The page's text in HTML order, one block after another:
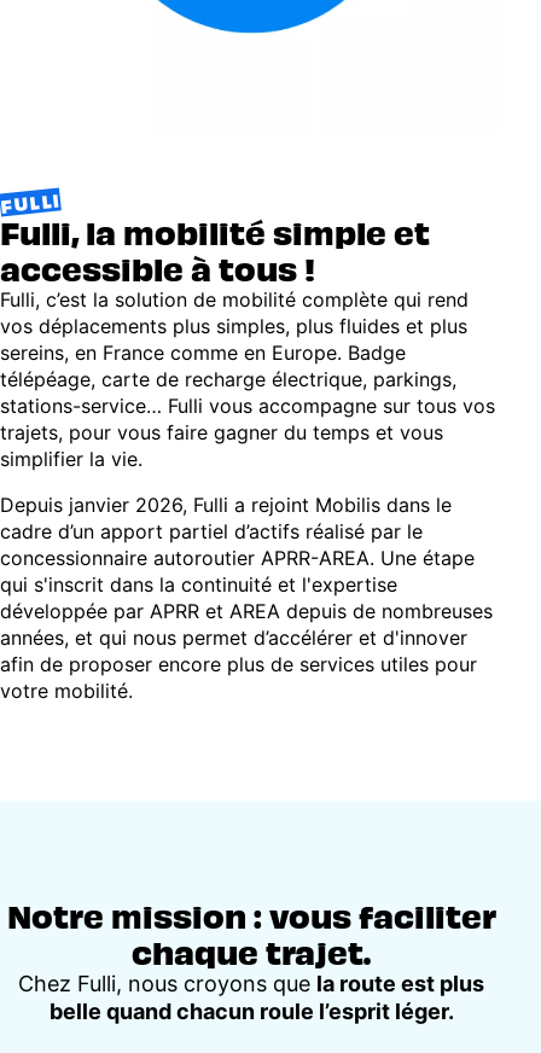
FULLI
Fulli, la mobilité simple et
accessible à tous !
Fulli, c’est la solution de mobilité complète qui rend
vos déplacements plus simples, plus fluides et plus
sereins, en France comme en Europe. Badge
télépéage, carte de recharge électrique, parkings,
stations-service… Fulli vous accompagne sur tous vos
trajets, pour vous faire gagner du temps et vous
simplifier la vie.
Depuis janvier 2026, Fulli a rejoint Mobilis dans le
cadre d’un apport partiel d’actifs réalisé par le
concessionnaire autoroutier APRR-AREA. Une étape
qui s'inscrit dans la continuité et l'expertise
développée par APRR et AREA depuis de nombreuses
années, et qui nous permet d’accélérer et d'innover
afin de proposer encore plus de services utiles pour
votre mobilité.
Notre mission : vous faciliter
chaque trajet.
Chez Fulli, nous croyons que la route est plus
belle quand chacun roule l’esprit léger.